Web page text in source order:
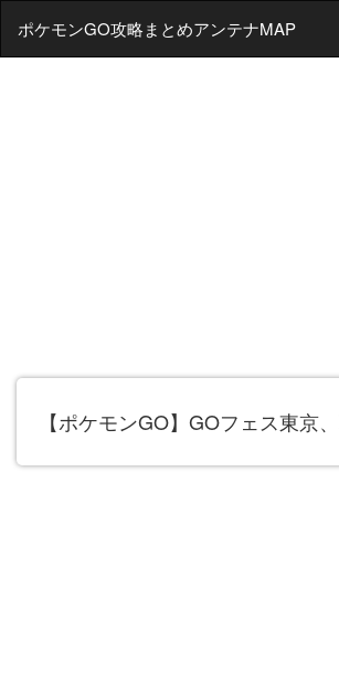
ポケモンGO攻略まとめアンテナMAP
【ポケモンGO】GOフェス東京